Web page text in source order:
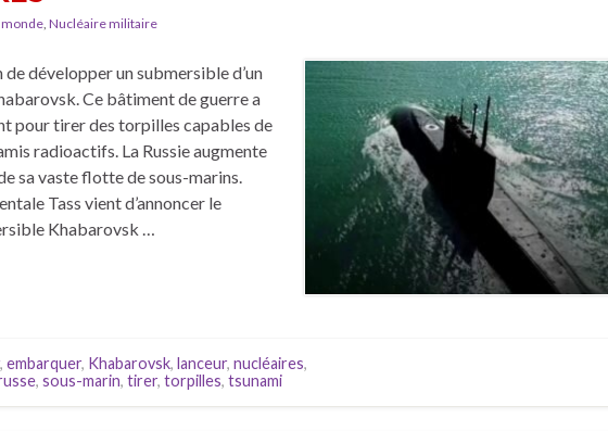
, Nucléaire militaire
de développer un submersible d’un
Ce bâtiment de guerre a
pour tirer des torpilles capables de
radioactifs. La Russie augmente
sa vaste flotte de sous-marins.
Tass vient d’annoncer le
Khabarovsk …
, embarquer, Khabarovsk, lanceur, nucléaires,
, sous-marin, tirer, torpilles, tsunami